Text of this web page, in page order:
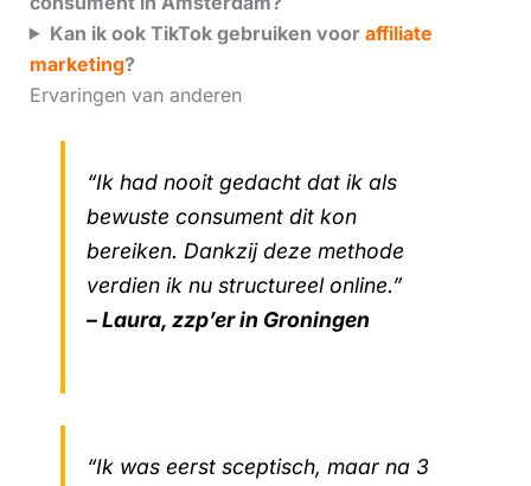
Kan ik ook TikTok gebruiken voor affiliate
marketing?
Ervaringen van anderen
“Ik had nooit gedacht dat ik als
bewuste consument dit kon
bereiken. Dankzij deze methode
verdien ik nu structureel online.”
– Laura, zzp’er in Groningen
“Ik was eerst sceptisch, maar na 3